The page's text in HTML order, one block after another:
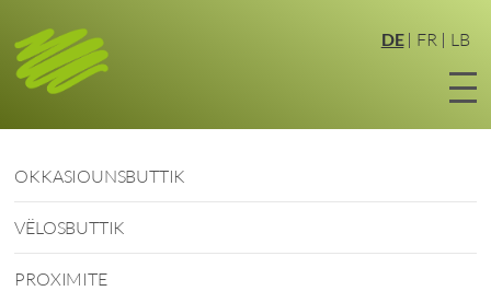
DE FR LB
OKKASIOUNSBUTTIK
VËLOSBUTTIK
PROXIMITE